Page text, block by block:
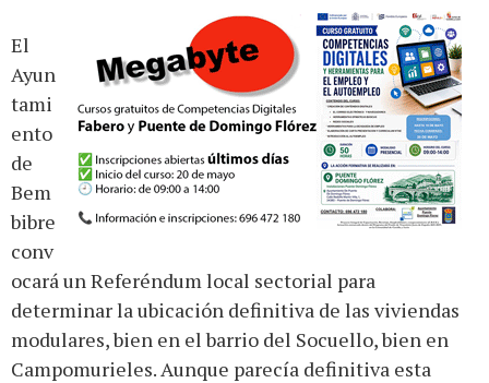
El
Ayun
tami
ento
de
Bem
bibre
conv
ocará un Referéndum local sectorial para
determinar la ubicación definitiva de las viviendas
modulares, bien en el barrio del Socuello, bien en
Campomurieles. Aunque parecía definitiva esta